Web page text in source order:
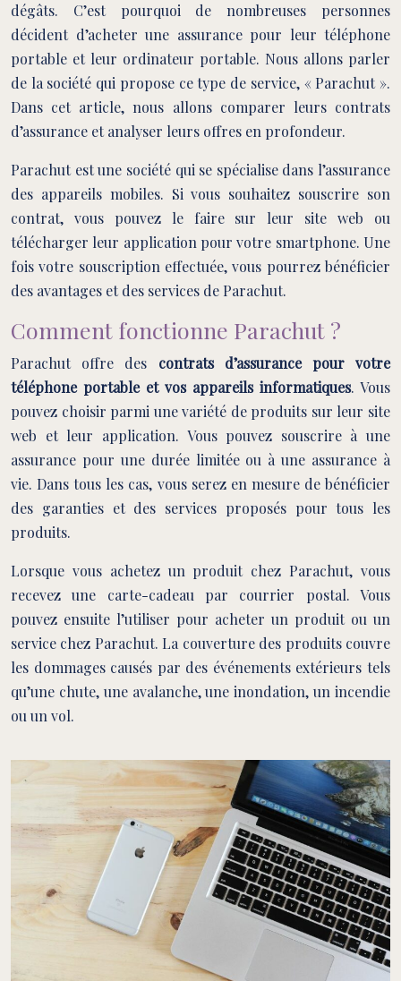
dégâts. C’est pourquoi de nombreuses personnes
décident d’acheter une assurance pour leur téléphone
portable et leur ordinateur portable. Nous allons parler
de la société qui propose ce type de service, « Parachut ».
Dans cet article, nous allons comparer leurs contrats
d’assurance et analyser leurs offres en profondeur.
Parachut est une société qui se spécialise dans l’assurance
des appareils mobiles. Si vous souhaitez souscrire son
contrat, vous pouvez le faire sur leur site web ou
télécharger leur application pour votre smartphone. Une
fois votre souscription effectuée, vous pourrez bénéficier
des avantages et des services de Parachut.
Comment fonctionne Parachut ?
Parachut offre des contrats d’assurance pour votre
téléphone portable et vos appareils informatiques. Vous
pouvez choisir parmi une variété de produits sur leur site
web et leur application. Vous pouvez souscrire à une
assurance pour une durée limitée ou à une assurance à
vie. Dans tous les cas, vous serez en mesure de bénéficier
des garanties et des services proposés pour tous les
produits.
Lorsque vous achetez un produit chez Parachut, vous
recevez une carte-cadeau par courrier postal. Vous
pouvez ensuite l’utiliser pour acheter un produit ou un
service chez Parachut. La couverture des produits couvre
les dommages causés par des événements extérieurs tels
qu’une chute, une avalanche, une inondation, un incendie
ou un vol.